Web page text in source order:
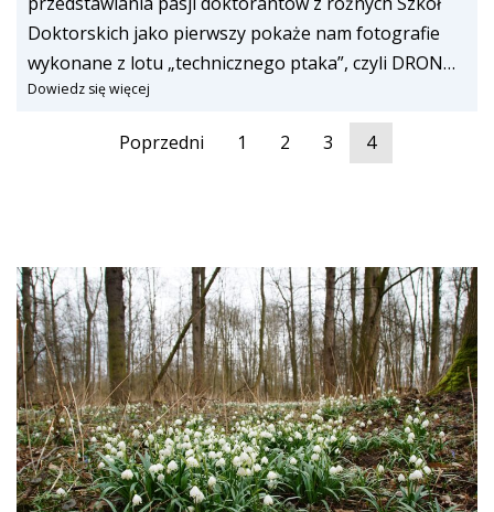
Doktorskich jako pierwszy pokaże nam fotografie
wykonane z lotu „technicznego ptaka”, czyli DRON…
Dowiedz się więcej
Poprzedni 1 2 3 4